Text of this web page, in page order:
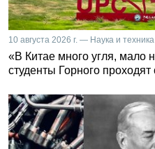
10 августа 2026 г. — Наука и техника
«В Китае много угля, мало
студенты Горного